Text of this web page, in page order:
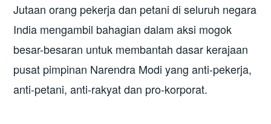
Jutaan orang pekerja dan petani di seluruh negara
India mengambil bahagian dalam aksi mogok
besar-besaran untuk membantah dasar kerajaan
pusat pimpinan Narendra Modi yang anti-pekerja,
anti-petani, anti-rakyat dan pro-korporat.